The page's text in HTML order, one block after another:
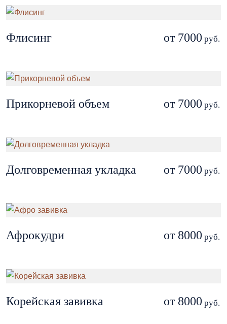
Флисинг от 7000 руб.
Прикорневой объем от 7000 руб.
Долговременная укладка от 7000 руб.
Афрокудри от 8000 руб.
Корейская завивка от 8000 руб.